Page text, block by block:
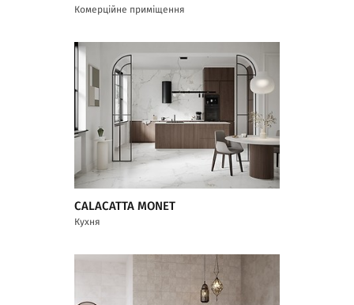
Комерційне приміщення
CALACATTA MONET
Кухня